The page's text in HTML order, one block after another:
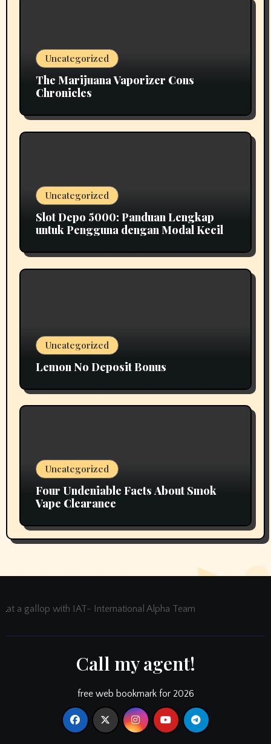
Uncategorized
The Marijuana Vaporizer Cons
Chronicles
Uncategorized
Slot Depo 5000: Panduan Lengkap
untuk Pengguna dengan Modal Kecil
Uncategorized
Lemon No Deposit Bonus
Uncategorized
Four Undeniable Facts About Smok
Vape Clearance
at a gallop with IAT- International Alpha Team
Call my agent!
free web bookmark for 2026